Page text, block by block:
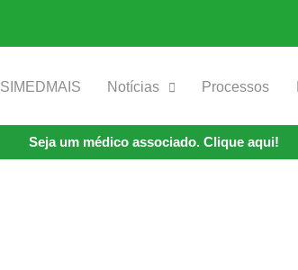
SIMEDMAIS Notícias Processos
Seja um médico associado. Clique aqui!